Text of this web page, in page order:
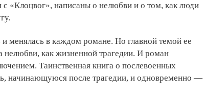
«Клоцвог», написаны о нелюбви и о том, как люди
и менялась в каждом романе. Но главной темой ее
нелюбви, как жизненной трагедии. И роман
Таинственная книга о послевоенных
начинающуюся после трагедии, и одновременно —